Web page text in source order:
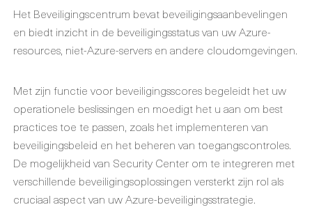
Het Beveiligingscentrum bevat beveiligingsaanbevelingen
en biedt inzicht in de beveiligingsstatus van uw Azure-
resources, niet-Azure-servers en andere cloudomgevingen.
Met zijn functie voor beveiligingsscores begeleidt het uw
operationele beslissingen en moedigt het u aan om best
practices toe te passen, zoals het implementeren van
beveiligingsbeleid en het beheren van toegangscontroles.
De mogelijkheid van Security Center om te integreren met
verschillende beveiligingsoplossingen versterkt zijn rol als
cruciaal aspect van uw Azure-beveiligingsstrategie.